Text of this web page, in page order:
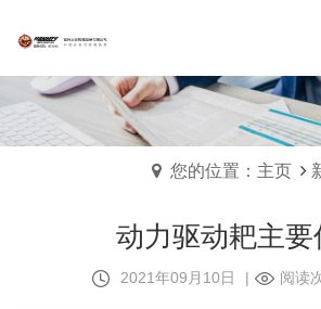
您的位置：主页
动力驱动耙主要
2021年09月10日 | 阅读